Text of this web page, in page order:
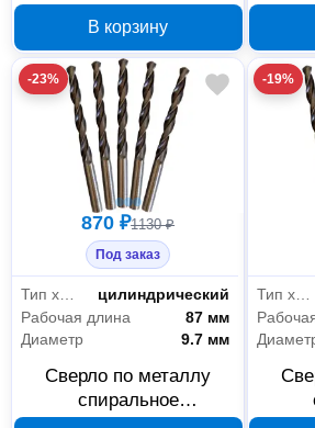
10.5 мм Р6М5 18683А
В корзину
-23%
870 ₽1130 ₽
Под заказ
цилиндрический
Рабочая длина
87 мм
Диаметр
9.7 мм
Сверло по металлу
спиральное
-19%
Тип хвостовика